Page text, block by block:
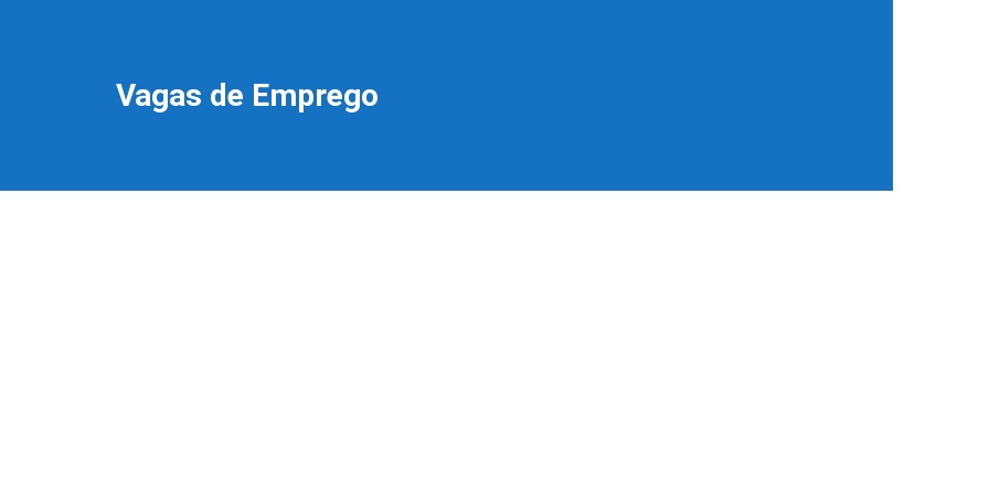
Vagas de Emprego